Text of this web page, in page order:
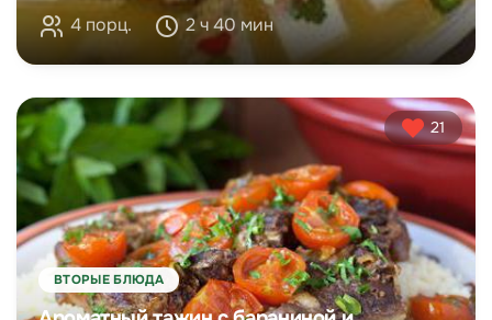
4 порц. 2 ч 40 мин
21
ВТОРЫЕ БЛЮДА